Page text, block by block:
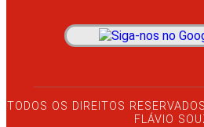
TODOS OS DIREITOS
FLÁVIO